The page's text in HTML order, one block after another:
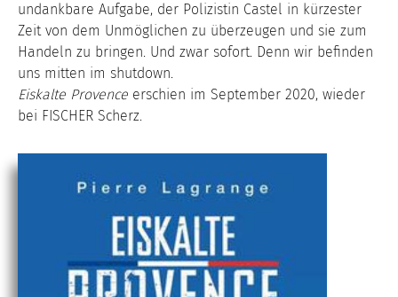
undankbare Aufgabe, der Polizistin Castel in kürzester
Zeit von dem Unmöglichen zu überzeugen und sie zum
Handeln zu bringen. Und zwar sofort. Denn wir befinden
uns mitten im shutdown.
Eiskalte Provence erschien im September 2020, wieder
bei FISCHER Scherz.